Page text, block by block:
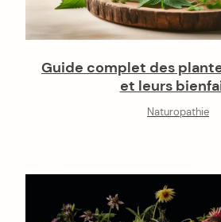
Guide complet des
et leurs
Naturopathie